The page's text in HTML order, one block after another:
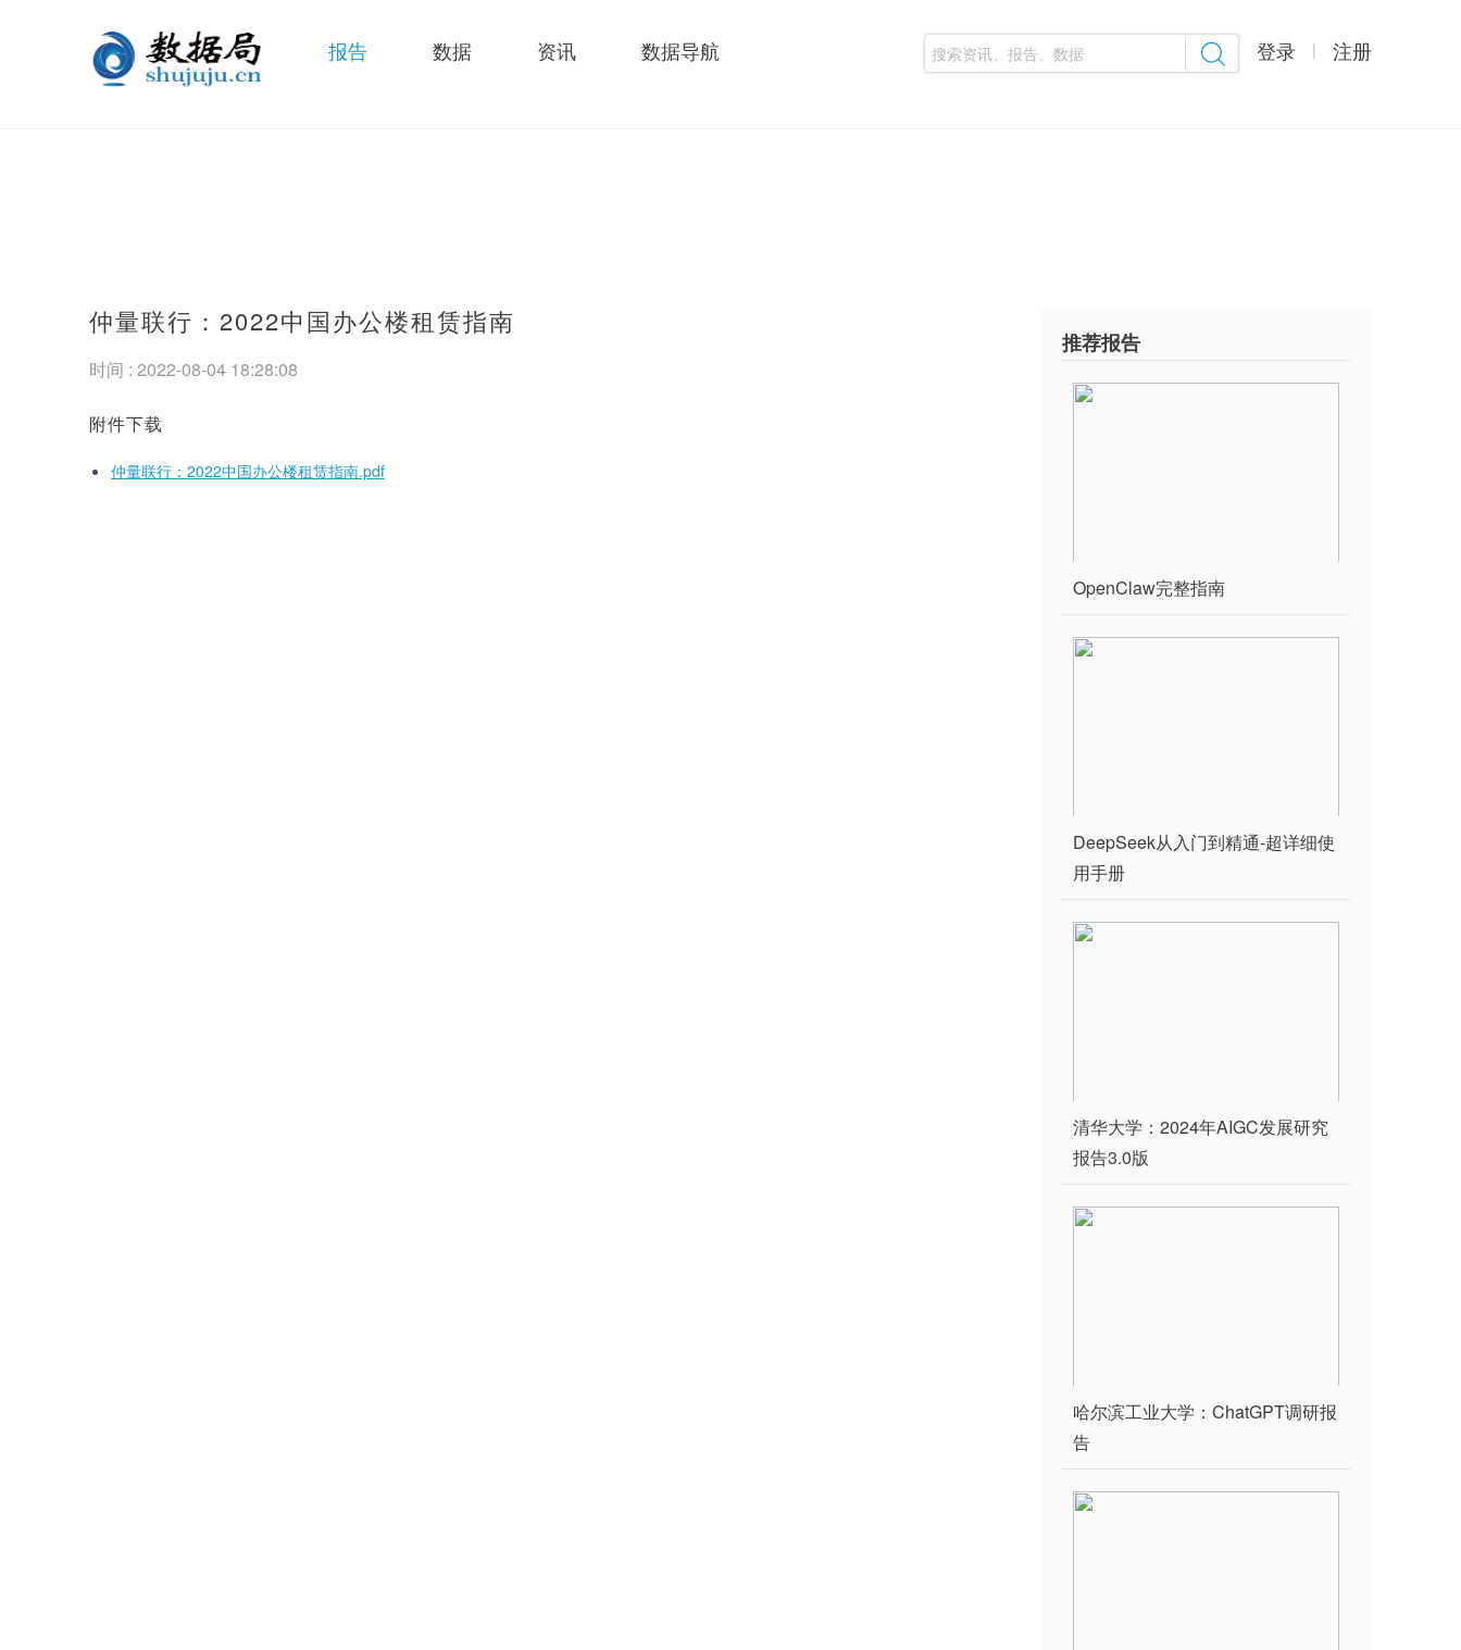
报告 数据 资讯 数据导航 登录 | 注册
仲量联行：2022中国办公楼租赁指南
时间 : 2022-08-04 18:28:08
附件下载
仲量联行：2022中国办公楼租赁指南.pdf
推荐报告
OpenClaw完整指南
DeepSeek从入门到精通-超详细使
用手册
清华大学：2024年AIGC发展研究
报告3.0版
哈尔滨工业大学：ChatGPT调研报
告